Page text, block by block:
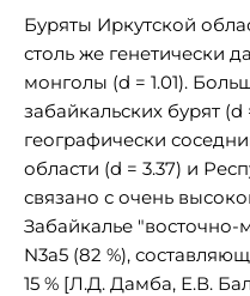
Буряты Иркутской
столь же генетически
монголы (d = 1.01).
забайкальских бурят
географически
области (d = 3.37) и
связано с очень
Забайкалье "восточно-
N3a5 (82 %),
15 % [Л.Д. Дамба, Е.В.